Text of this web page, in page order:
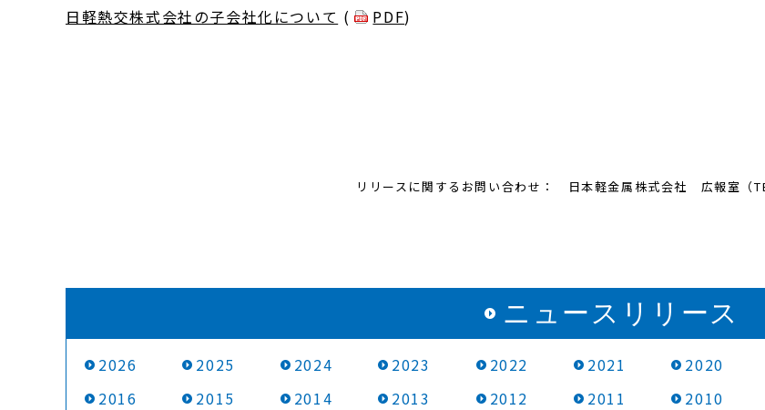
日軽熱交株式会社の子会社化について ( PDF)
リリースに関するお問い合わせ： 日本軽金属株式会社 広報室（
ニュースリリース
2026 2025 2024 2023 2022 2021 2020
2016
2015 2014 2013 2012 2011 2010